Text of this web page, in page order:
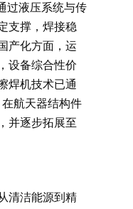
过液压系统与传
支撑，焊接稳
产化方面，运
设备综合性价
焊机技术已通
航天器结构件
并逐步拓展至
清洁能源到精